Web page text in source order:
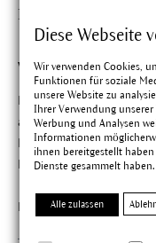
Diese Webseite
Wir verwenden Cookies,
Funktionen für soziale
unsere Website zu
Ihrer Verwendung
Werbung und Analysen
Informationen
ihnen bereitgestellt
Dienste gesammelt haben.
Alle zulassen
Iryna G.
Verifizierter Kauf
Verwöhn-Set
Ein sehr liebevoll
aufeinander
Reinigungsmaske auch
Hautunreinheiten
Findest du diese